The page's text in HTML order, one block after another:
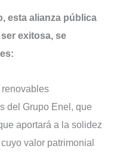
esta alianza pública
exitosa, se
del Grupo Enel, que
aportará a la solidez
valor patrimonial